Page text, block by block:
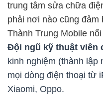
trung tâm sửa chữa
phải nơi nào cũng
Thành Trung Mobile
Đội ngũ kỹ thuật viên
kinh nghiệm (thành lập
mọi dòng điện thoại từ
Xiaomi, Oppo.